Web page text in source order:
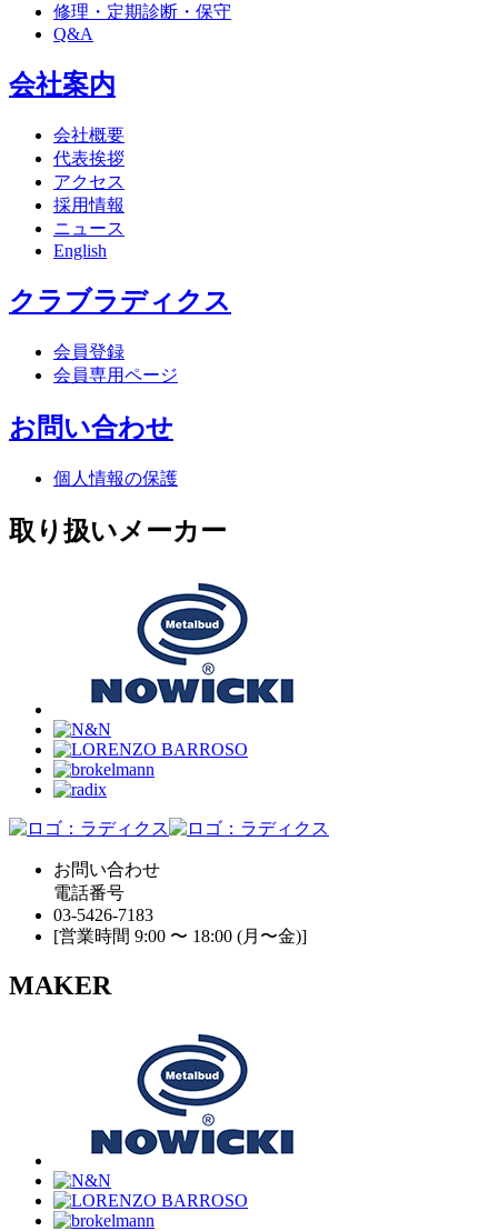
修理・定期診断・保守
Q&A
会社案内
会社概要
代表挨拶
アクセス
採用情報
ニュース
English
クラブラディクス
会員登録
会員専用ページ
お問い合わせ
個人情報の保護
取り扱いメーカー
お問い合わせ
電話番号
03-5426-7183
[営業時間 9:00 〜 18:00 (月〜金)]
MAKER